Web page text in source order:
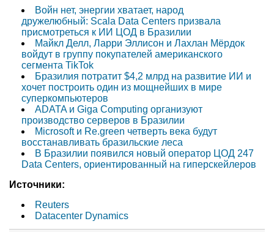
Войн нет, энергии хватает, народ
дружелюбный: Scala Data Centers призвала
присмотреться к ИИ ЦОД в Бразилии
Майкл Делл, Ларри Эллисон и Лахлан Мёрдок
войдут в группу покупателей американского
сегмента TikTok
Бразилия потратит $4,2 млрд на развитие ИИ и
хочет построить один из мощнейших в мире
суперкомпьютеров
ADATA и Giga Computing организуют
производство серверов в Бразилии
Microsoft и Re.green четверть века будут
восстанавливать бразильские леса
В Бразилии появился новый оператор ЦОД 247
Data Centers, ориентированный на гиперскейлеров
Источники:
Reuters
Datacenter Dynamics